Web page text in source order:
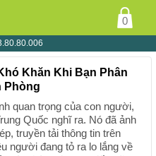
0
Khăn Khi Bạn Phân
Phòng
quan trọng của con người,
Quốc nghĩ ra. Nó đã ảnh
truyền tải thông tin trên
người đang tỏ ra lo lắng về